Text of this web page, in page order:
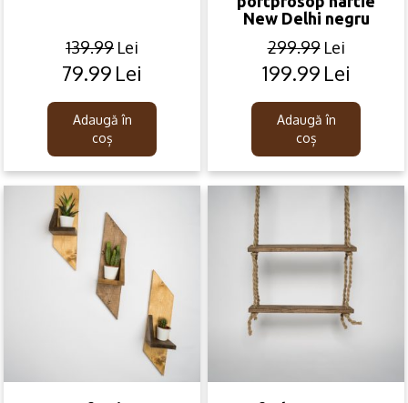
139.99 Lei
Original
was:
139.99lei.
79.99 Lei
Current
is:
79.99lei.
Adaugă în
coș
New Delhi negru
299.99 Lei
Original
was:
299.99lei.
199.99 Lei
Current
is:
199.99lei.
Adaugă în
coș